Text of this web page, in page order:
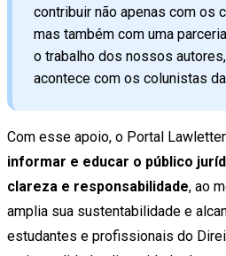
contribuir não apenas com os
mas também com uma
o trabalho dos nossos
acontece com os colunistas
Com esse apoio, o Portal
informar e educar o público
clareza e responsabilidade, ao
amplia sua sustentabilidade e
estudantes e profissionais do